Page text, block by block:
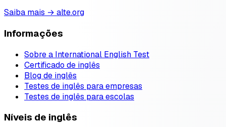
Saiba mais → alte.org
Informações
Sobre a International English Test
Certificado de inglês
Blog de inglês
Testes de inglês para empresas
Testes de inglês para escolas
Níveis de inglês